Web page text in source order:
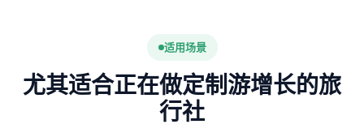
适用场景
尤其适合正在做定制游增长的旅
行社